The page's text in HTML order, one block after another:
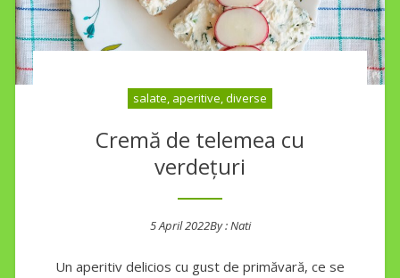
salate, aperitive, diverse
Cremă de telemea cu
verdețuri
5 April 2022By :Nati
Un aperitiv delicios cu gust de primăvară, ce se